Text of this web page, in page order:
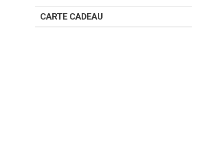
CARTE CADEAU